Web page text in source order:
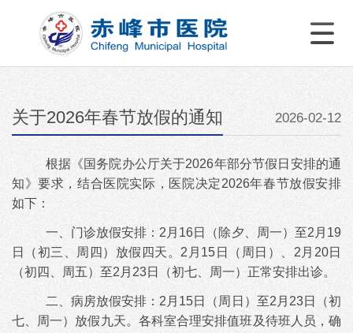
关于2026年春节放假的通知 2026-02-12
根据《 国务院办公厅关于2026年部分节假日安排的通
知》要求，结合医院实际，医院决定2026年春节放假安排
如下：
一、门诊放假安排：2月16日（除夕、周一）至2月19
日（初三、周四）放假四天。2月15日（周日）、2月20日
（初四、周五）至2月23日（初七、周一）正常安排出诊。
二、病房放假安排： 2月15日（周日）至2月23日（初
七、周一）放假九天。各科室合理安排值班及待班人员，确